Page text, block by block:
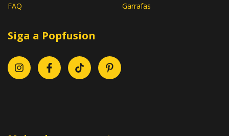
FAQ Garrafas
Siga a Popfusion